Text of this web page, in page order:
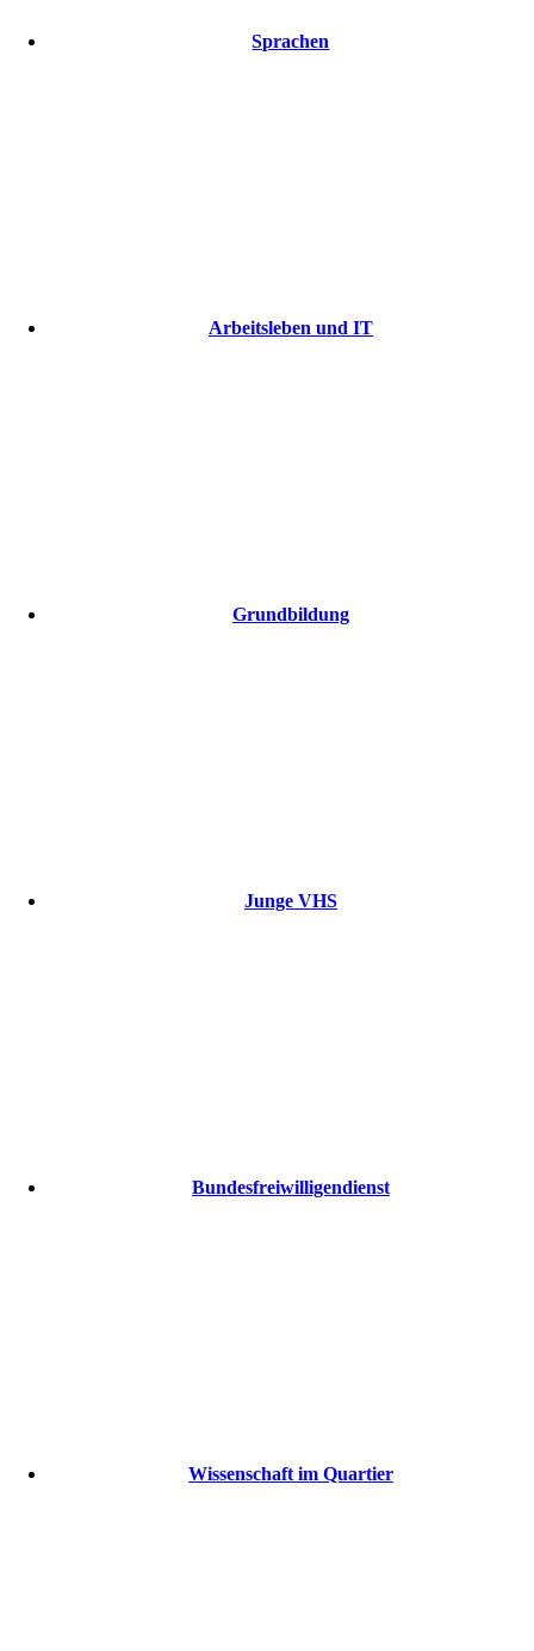
Sprachen
Arbeitsleben und IT
Grundbildung
Junge VHS
Bundesfreiwilligendienst
Wissenschaft im Quartier